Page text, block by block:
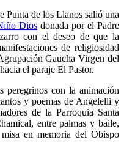
Punta de los Llanos salió una
Dios donada por el Padre
con el deseo de que la
de religiosidad
Gaucha Virgen del
el paraje El Pastor.
peregrinos con la animación
y poemas de Angelelli y
de la Parroquia Santa
entre palmas y baile,
en memoria del Obispo